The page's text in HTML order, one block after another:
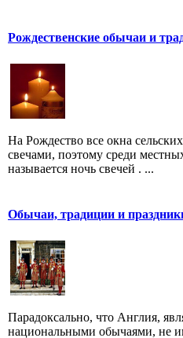
Рождественские обычаи и
На Рождество все окна
свечами, поэтому среди
называется ночь свечей . ...
Обычаи, традиции и
Парадоксально, что Англия,
национальными обычаями, не